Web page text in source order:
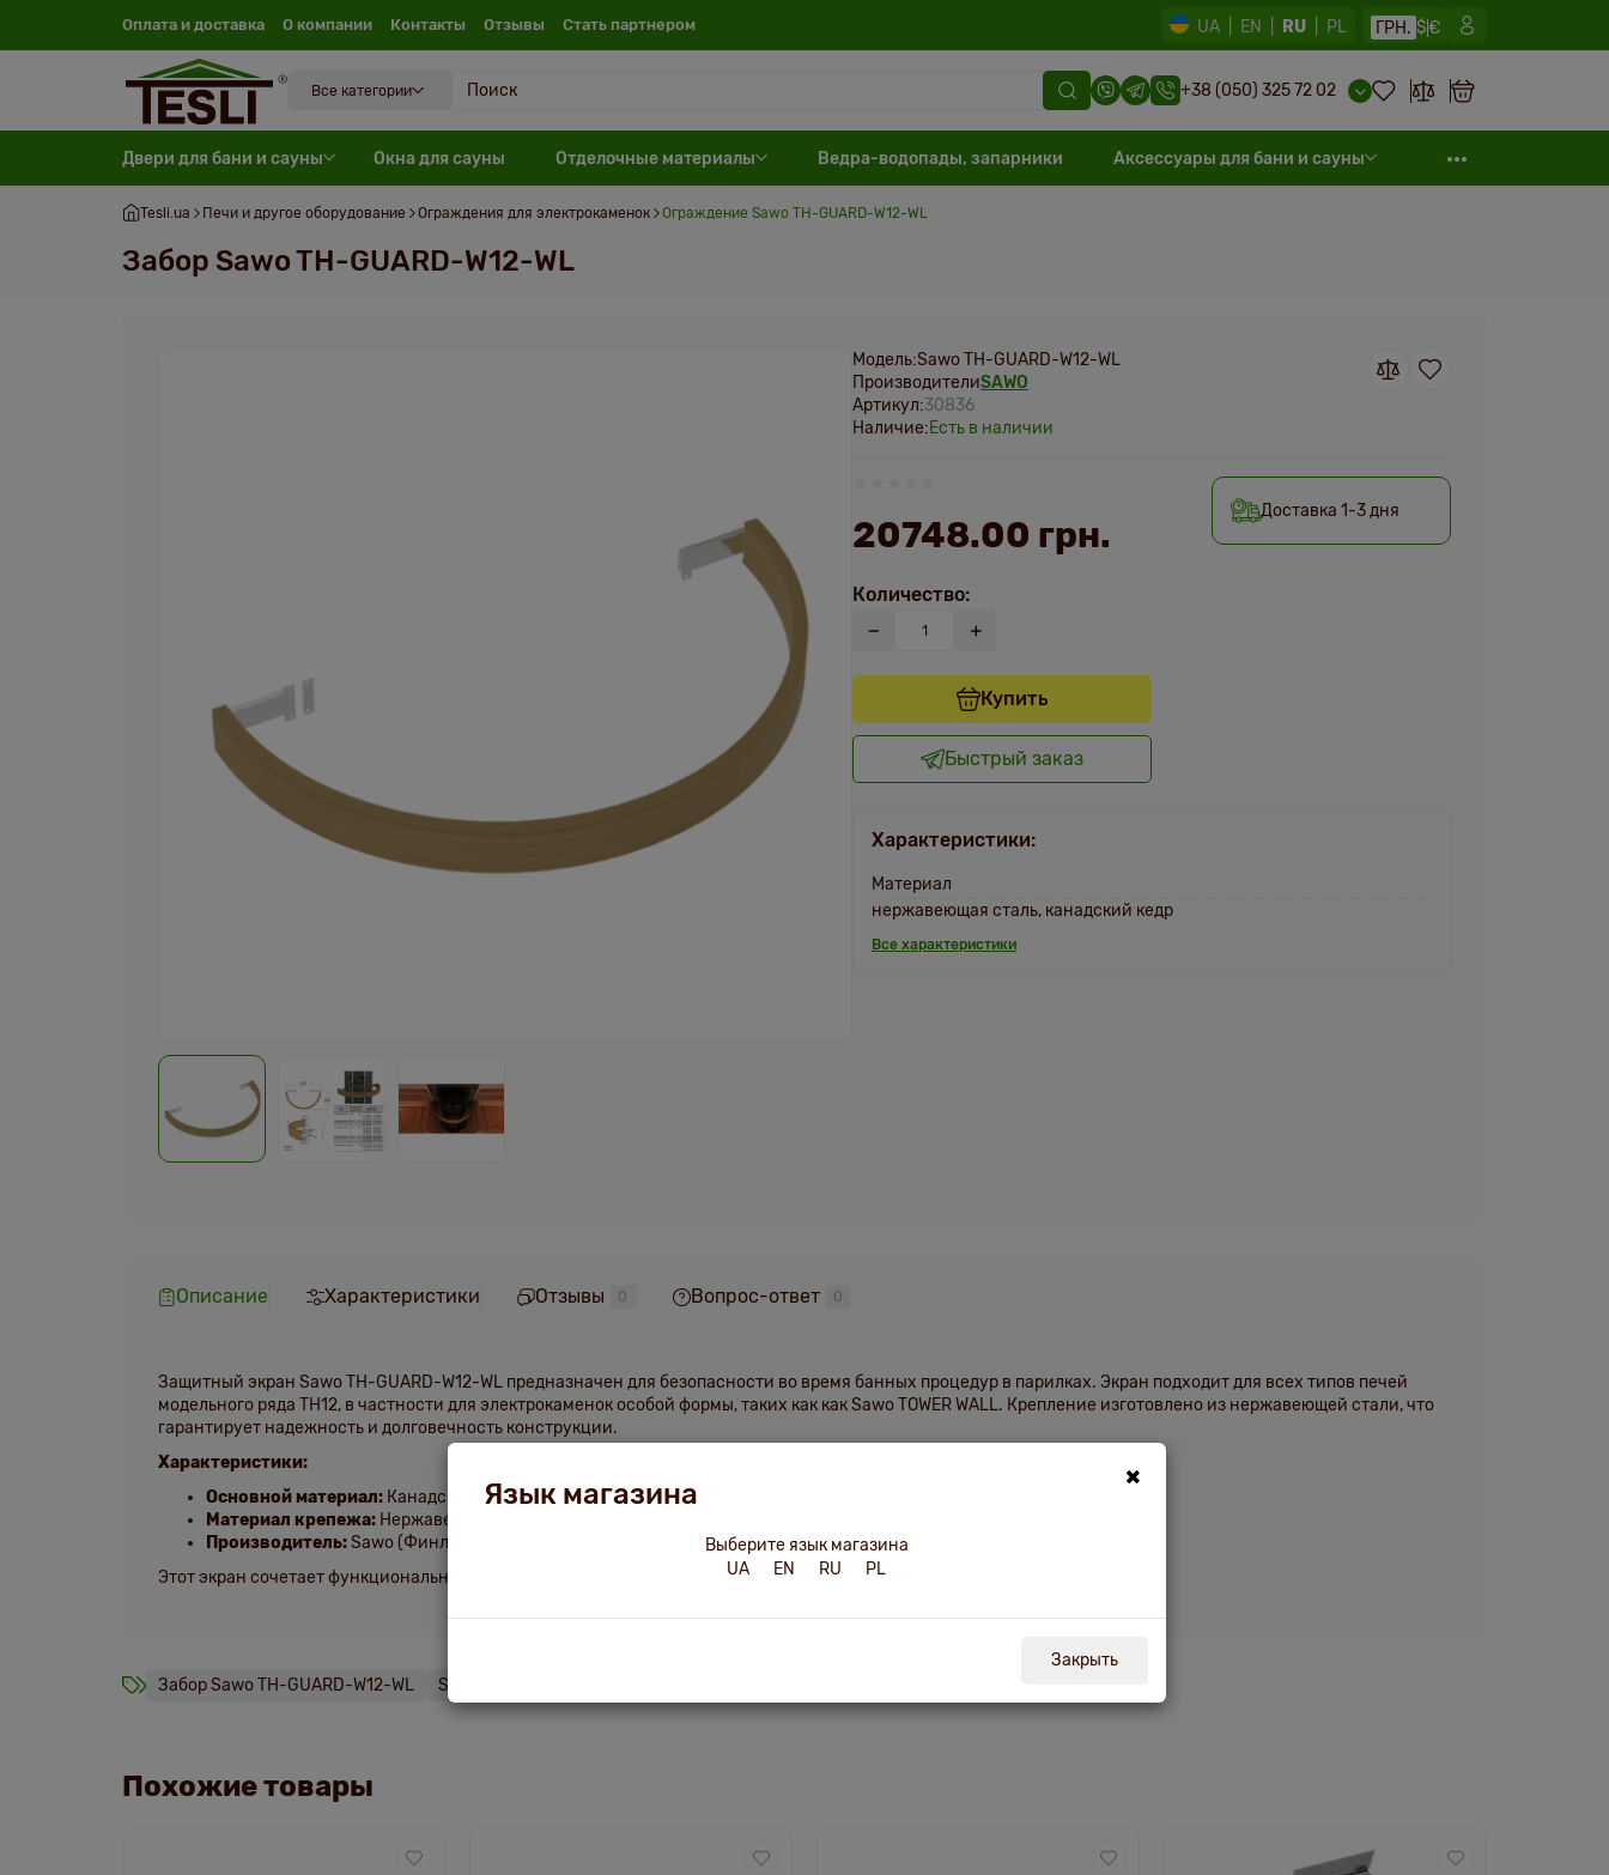
Оплата и доставка О компании Контакты Отзывы Cтать партнером UA EN RU PL ГРН. $€
Все категории +38 (050) 325 72 02
Двери для бани и сауны Окна для сауны Отделочные материалы Ведра-водопады, запарники Аксессуары для бани и сауны
Tesli.ua Печи и другое оборудование Ограждения для электрокаменок Ограждение Sawo TH-GUARD-W12-WL
Забор Sawo TH-GUARD-W12-WL
×
Язык магазина
Выберите язык магазина
UA
EN RU PL
Закрыть
Модель:Sawo TH-GUARD-W12-WL
ПроизводителиSAWO
Артикул:30836
Наличие:Есть в наличии
Доставка 1-3 дня
20748.00 грн.
Количество:
Купить
Быстрый заказ
Характеристики:
Материал
нержавеющая сталь, канадский кедр
Все характеристики
Описание Характеристики Отзывы 0 Вопрос-ответ 0
Защитный экран Sawo TH-GUARD-W12-WL предназначен для безопасности во время банных процедур в парилках. Экран подходит для всех типов печей
модельного ряда TH12, в частности для электрокаменок особой формы, таких как как Sawo TOWER WALL. Крепление изготовлено из нержавеющей стали, что
гарантирует надежность и долговечность конструкции.
Характеристики:
Основной материал: Канадский кедр
Материал крепежа: Нержавеющая сталь
Производитель:Sawo (Финляндия)
Этот экран сочетает функциональность и эстетику, делая вашу баню еще более комфортной и стильной.
Забор Sawo TH-GUARD-W12-WL Sawo
Похожие товары